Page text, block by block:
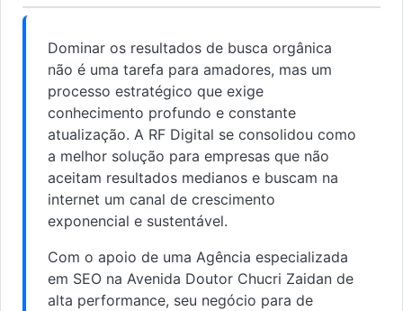
Dominar os resultados de busca orgânica
não é uma tarefa para amadores, mas um
processo estratégico que exige
conhecimento profundo e constante
atualização. A RF Digital se consolidou como
a melhor solução para empresas que não
aceitam resultados medianos e buscam na
internet um canal de crescimento
exponencial e sustentável.
Com o apoio de uma Agência especializada
em SEO na Avenida Doutor Chucri Zaidan de
alta performance, seu negócio para de